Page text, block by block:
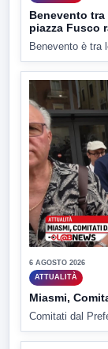
Benevento
piazza Fusco
Benevento è tra
6 AGOSTO 2026
ATTUALITÀ
Miasmi,
Comitati dal